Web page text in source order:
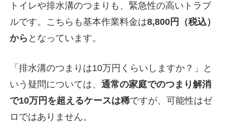
トイレや排水溝のつまりも、緊急性の高いトラブ
ルです。こちらも基本作業料金は8,800円（税込）
から となっています。
「排水溝のつまりは10万円くらいしますか？」と
いう疑問については、通常の家庭でのつまり解消
で10万円を超えるケースは稀ですが、可能性はゼ
ロではありません。